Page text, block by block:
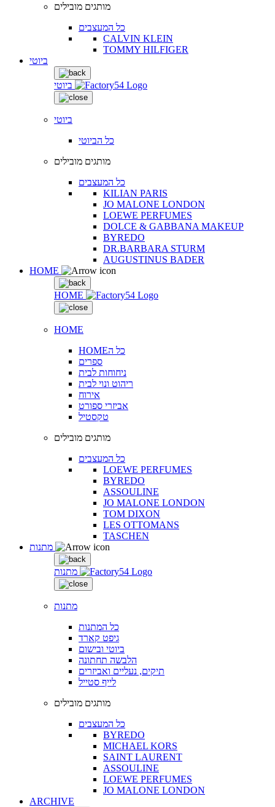
מותגים מובילים
כל המעצבים
CALVIN KLEIN
TOMMY HILFIGER
ביוטי
ביוטי
ביוטי
כל הביוטי
מותגים מובילים
כל המעצבים
KILIAN PARIS
JO MALONE LONDON
LOEWE PERFUMES
DOLCE & GABBANA MAKEUP
BYREDO
DR.BARBARA STURM
AUGUSTINUS BADER
HOME
HOME
HOME
HOMEכל ה
ספרים
ניחוחות לבית
ריהוט ונוי לבית
אירוח
אביזרי ספורט
טקסטיל
מותגים מובילים
כל המעצבים
LOEWE PERFUMES
BYREDO
ASSOULINE
JO MALONE LONDON
TOM DIXON
LES OTTOMANS
TASCHEN
מתנות
מתנות
כל המתנות
גיפט קארד
ביוטי ובישום
הלבשה תחתונה
תיקים, נעליים ואביזרים
לייף סטייל
מותגים מובילים
כל המעצבים
BYREDO
MICHAEL KORS
SAINT LAURENT
ASSOULINE
LOEWE PERFUMES
JO MALONE LONDON
ARCHIVE